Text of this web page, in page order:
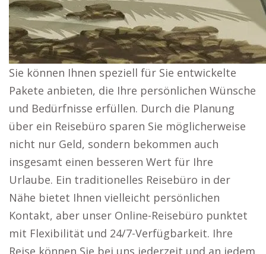
Sie können Ihnen speziell für Sie entwickelte
Pakete anbieten, die Ihre persönlichen Wünsche
und Bedürfnisse erfüllen. Durch die Planung
über ein Reisebüro sparen Sie möglicherweise
nicht nur Geld, sondern bekommen auch
insgesamt einen besseren Wert für Ihre
Urlaube. Ein traditionelles Reisebüro in der
Nähe bietet Ihnen vielleicht persönlichen
Kontakt, aber unser Online-Reisebüro punktet
mit Flexibilität und 24/7-Verfügbarkeit. Ihre
Reise können Sie bei uns jederzeit und an jedem